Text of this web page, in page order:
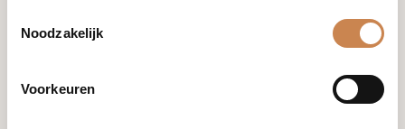
Noodzakelijk
Voorkeuren